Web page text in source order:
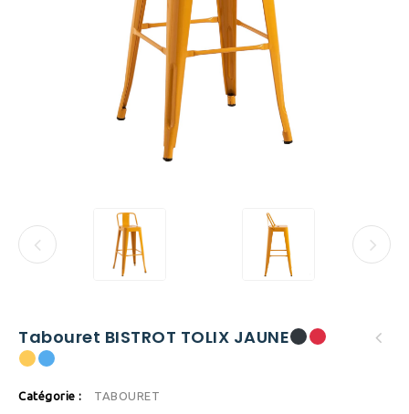
Tabouret BISTROT TOLIX JAUNE
Catégorie : TABOURET